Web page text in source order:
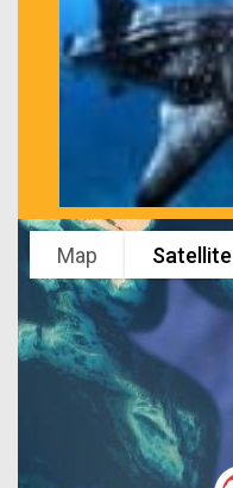
Map Satellite